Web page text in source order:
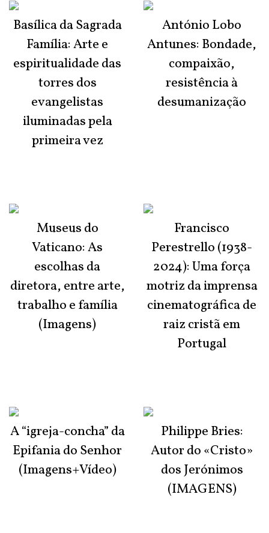
Basílica da Sagrada
Família: Arte e
espiritualidade das
torres dos
evangelistas
iluminadas pela
primeira vez
Museus do
Vaticano: As
escolhas da
diretora, entre arte,
trabalho e família
(Imagens)
A “igreja-concha” da
Epifania do Senhor
(Imagens+Vídeo)
António Lobo
Antunes: Bondade,
compaixão,
resistência à
desumanização
Francisco
Perestrello (1938-
2024): Uma força
motriz da imprensa
cinematográfica de
raiz cristã em
Portugal
Philippe Bries:
Autor do «Cristo»
dos Jerónimos
(IMAGENS)